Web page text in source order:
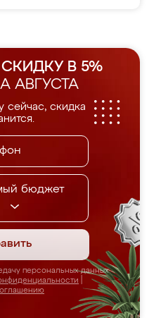
В 5%
АВГУСТА
сейчас, скидка
бюджет
персональных данных